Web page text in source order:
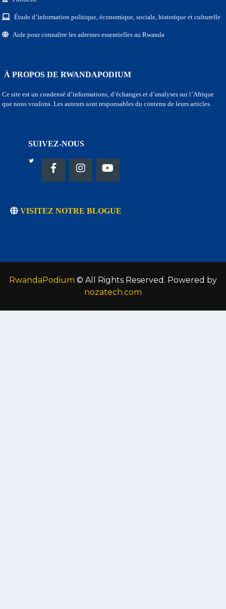
Étude d’information politique, économique, sociale, historique et culturelle
Aide pour connaître les adresses essentielles au Rwanda
À PROPOS DE RWANDAPODIUM
Ce site est un condensé d’informations, d’échanges et d’analyses sur l’Afrique
que nous voulons. Les auteurs sont responsables du contenu de leurs articles.
SUIVEZ-NOUS
VISITEZ NOTRE BLOGUE
RwandaPodium © All Rights Reserved. Powered by
nozatech.com